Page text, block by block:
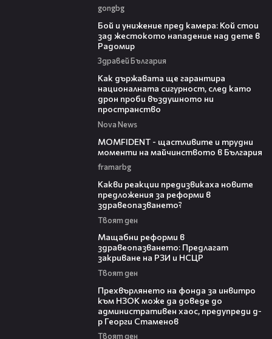
gongbg
Бой и унижение пред камера: Кой стои
зад жестокото нападение над дете в
Радомир
Здравей България
Как държавата ще гарантира
националната сигурност, след като
дрон проби въздушното ни
пространство
Nova News
MOMFIDENT - щастливите и трудни
моменти на майчинството в България
framarbg
Какви реакции предизвикаха новите
предложения за реформи в
здравеопазването?
Твоят ден
Мащабни реформи в
здравеопазването: Предлагат
закриване на РЗИ и НСЦР
Твоят ден
Прехвърлянето на фонда за инвитро
към НЗОК може да доведе до
административен хаос, предупреди д-
р Георги Стаменов
Твоят ден